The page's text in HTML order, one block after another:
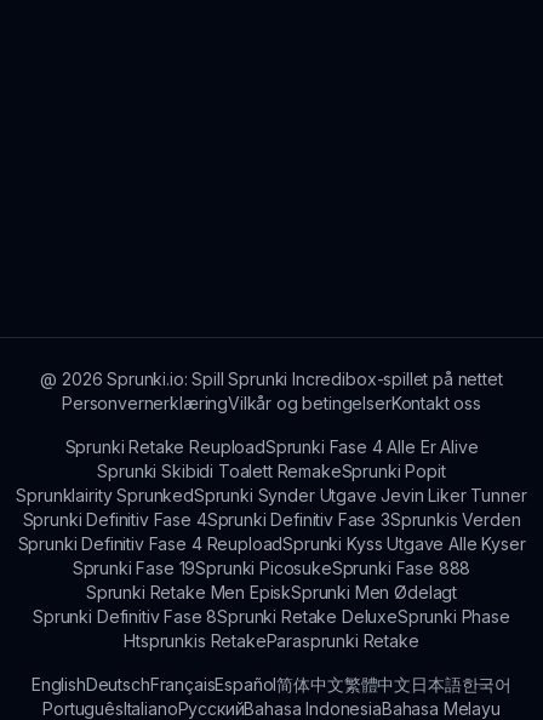
@ 2026 Sprunki.io: Spill Sprunki Incredibox-spillet på nettet
PersonvernerklæringVilkår og betingelserKontakt oss
Sprunki Retake ReuploadSprunki Fase 4 Alle Er Alive
Sprunki Skibidi Toalett RemakeSprunki Popit
Sprunklairity SprunkedSprunki Synder Utgave Jevin Liker Tunner
Sprunki Definitiv Fase 4Sprunki Definitiv Fase 3Sprunkis Verden
Sprunki Definitiv Fase 4 ReuploadSprunki Kyss Utgave Alle Kyser
Sprunki Fase 19Sprunki PicosukeSprunki Fase 888
Sprunki Retake Men EpiskSprunki Men Ødelagt
Sprunki Definitiv Fase 8Sprunki Retake DeluxeSprunki Phase
Htsprunkis RetakeParasprunki Retake
EnglishDeutschFrançaisEspañol简体中文繁體中文日本語한국어
PortuguêsItalianoРусскийBahasa IndonesiaBahasa Melayu